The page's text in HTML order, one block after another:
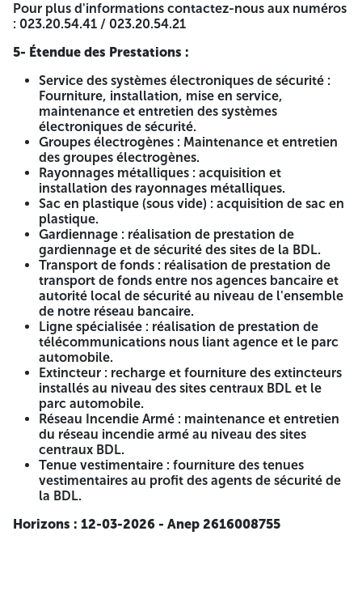
dispositions du décret législatif N° 93-16 du
04/12/1993, fixant les conditions d'activités de
gardiennage et de transport de fonds. | Gardiennage | |
Autorisation de port d'arme en cours de validité. |
Transport de fonds | | Ligne spécialisée | | Extincteur | |
Entreprise spécialisée dans le domaine. | Réseau
Incendie Armé | | Tenue vestimentaire |
3- Délais pour la Manifestation d’Intérêt :
Les entreprises intéressées doivent transmettre leur dossier
de manifestation d'intérêt dans un délai de vingt et un (21)
jours à compter de la première publication du présent avis
dans les quotidiens nationaux.
4- Documents à Fournir :
Les entreprises intéressées doivent transmettre un dossier
complet comprenant les éléments suivants :
Lettre de manifestation d'intérêt. Copie du registre de
commerce avec code adéquat. Agrément en cours de
validité (Domaines service des systèmes électronique,
groupes électrogènes, gardiennage, transport de fonds et
ligne spécialisée). Statut de l'entreprise. Le casier judiciaire
de signataire (Domaines service des systèmes électronique
et groupes électrogènes). Références professionnelles.
Présentation de l'entreprise et ses projets.
Les documents précités doivent être transmis par e-mail :
(bdl.dpt.marches@gmail.com) ou par courrier à l'adresse
suivante :
BANQUE DEVELOPPEMENT LOCAL DÉPARTEMENT
GESTION DES MARCHÉS Ensemble El-Qods lotissement
N°29 (route de l'AADL) Zéralda – Alger
Pour plus d'informations contactez-nous aux numéros
: 023.20.54.41 / 023.20.54.21
5- Étendue des Prestations :
Service des systèmes électroniques de sécurité :
Fourniture, installation, mise en service,
maintenance et entretien des systèmes
électroniques de sécurité.
Groupes électrogènes : Maintenance et entretien
des groupes électrogènes.
Rayonnages métalliques : acquisition et
installation des rayonnages métalliques.
Sac en plastique (sous vide) : acquisition de sac en
plastique.
Gardiennage : réalisation de prestation de
gardiennage et de sécurité des sites de la BDL.
Transport de fonds : réalisation de prestation de
transport de fonds entre nos agences bancaire et
autorité local de sécurité au niveau de l'ensemble
de notre réseau bancaire.
Ligne spécialisée : réalisation de prestation de
télécommunications nous liant agence et le parc
automobile.
Extincteur : recharge et fourniture des extincteurs
installés au niveau des sites centraux BDL et le
parc automobile.
Réseau Incendie Armé : maintenance et entretien
du réseau incendie armé au niveau des sites
centraux BDL.
Tenue vestimentaire : fourniture des tenues
vestimentaires au profit des agents de sécurité de
la BDL.
Horizons : 12-03-2026 - Anep 2616008755